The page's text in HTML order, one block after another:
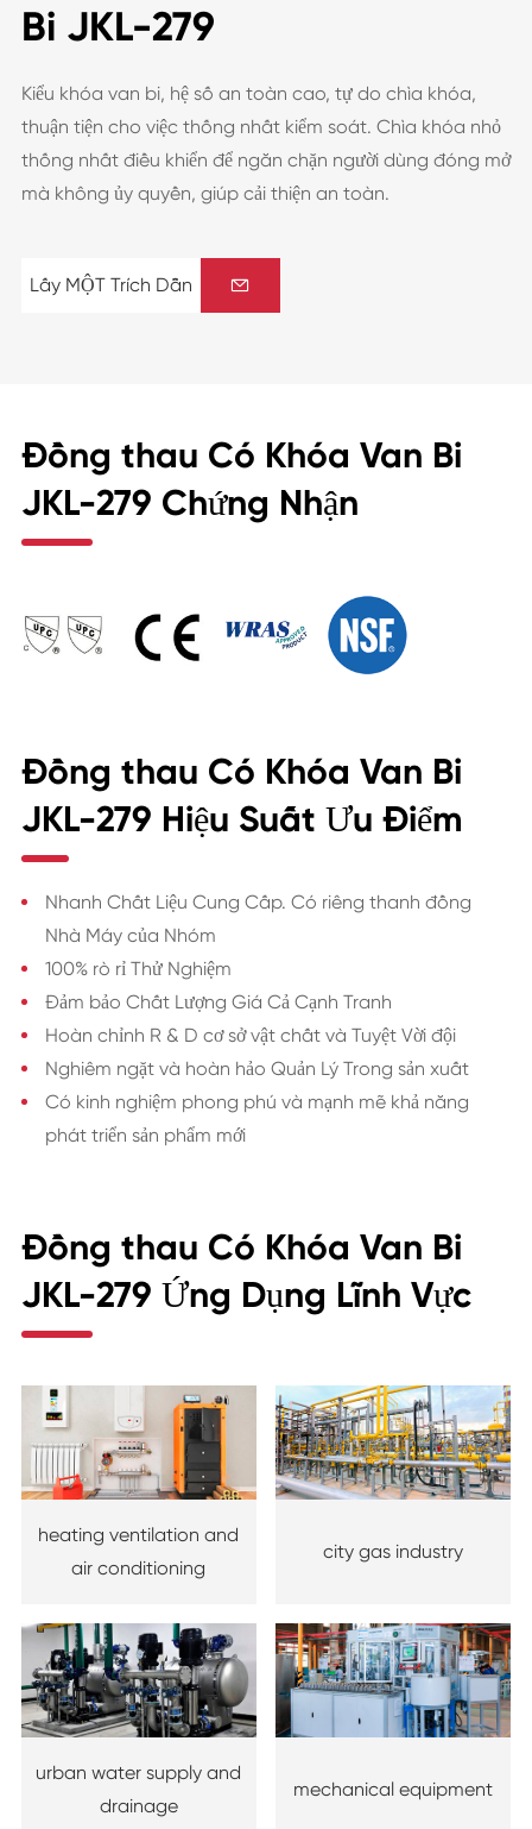
Bi JKL-279
Kiểu khóa van bi, hệ số an toàn cao, tự do chìa khóa,
thuận tiện cho việc thống nhất kiểm soát. Chìa khóa nhỏ
thống nhất điều khiển để ngăn chặn người dùng đóng mở
mà không ủy quyền, giúp cải thiện an toàn.
Lấy MỘT Trích Dẫn 
Đồng thau Có Khóa Van Bi
JKL-279 Chứng Nhận
Đồng thau Có Khóa Van Bi
JKL-279 Hiệu Suất Ưu Điểm
Nhanh Chất Liệu Cung Cấp. Có riêng thanh đồng
Nhà Máy của Nhóm
100% rò rỉ Thử Nghiệm
Đảm bảo Chất Lượng Giá Cả Cạnh Tranh
Hoàn chỉnh R & D cơ sở vật chất và Tuyệt Vời đội
Nghiêm ngặt và hoàn hảo Quản Lý Trong sản xuất
Có kinh nghiệm phong phú và mạnh mẽ khả năng
phát triển sản phẩm mới
Đồng thau Có Khóa Van Bi
JKL-279 Ứng Dụng Lĩnh Vực
heating ventilation and
air conditioning
city gas industry
urban water supply and
drainage
mechanical equipment